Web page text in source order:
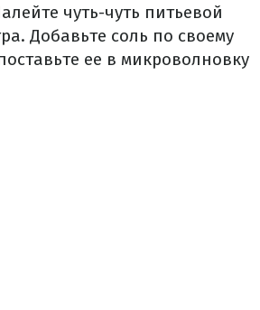
чуть-чуть питьевой
Добавьте соль по своему
ее в микроволновку